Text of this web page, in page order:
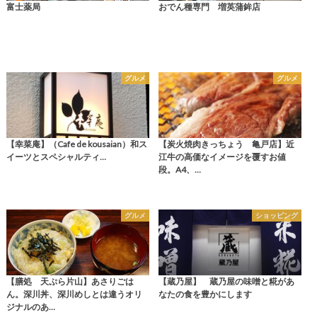
富士薬局 おでん種専門 増英蒲鉾店
グルメ
【幸菜庵】（Cafe de kousaian）和ス
イーツとスペシャルティ…
グルメ
【炭火焼肉きっちょう 亀戸店】近
江牛の高価なイメージを覆すお値
段。A4、…
グルメ
【膳処 天ぷら片山】あさりごは
ん。深川丼、深川めしとは違うオリ
ジナルのあ…
ショッピング
【蔵乃屋】 蔵乃屋の味噌と糀があ
なたの食を豊かにします